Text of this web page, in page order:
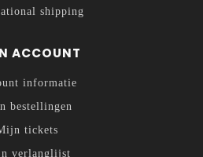
shipping
ACCOUNT
informatie
bestellingen
tickets
verlanglijst